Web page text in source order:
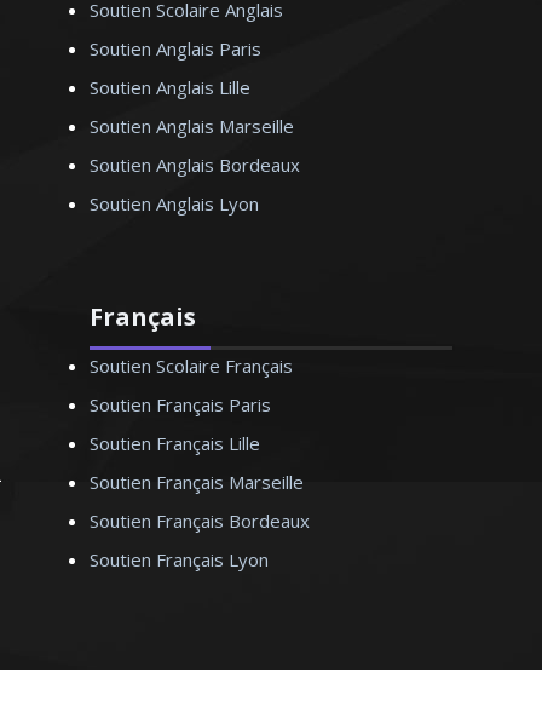
Soutien Scolaire Anglais
Soutien Anglais Paris
Soutien Anglais Lille
Soutien Anglais Marseille
Soutien Anglais Bordeaux
Soutien Anglais Lyon
Français
Soutien Scolaire Français
Soutien Français Paris
Soutien Français Lille
Soutien Français Marseille
Soutien Français Bordeaux
Soutien Français Lyon